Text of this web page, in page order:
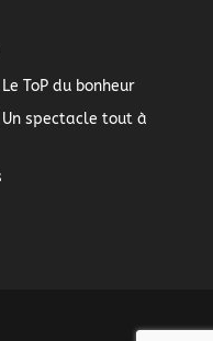
ToP du bonheur
spectacle tout à